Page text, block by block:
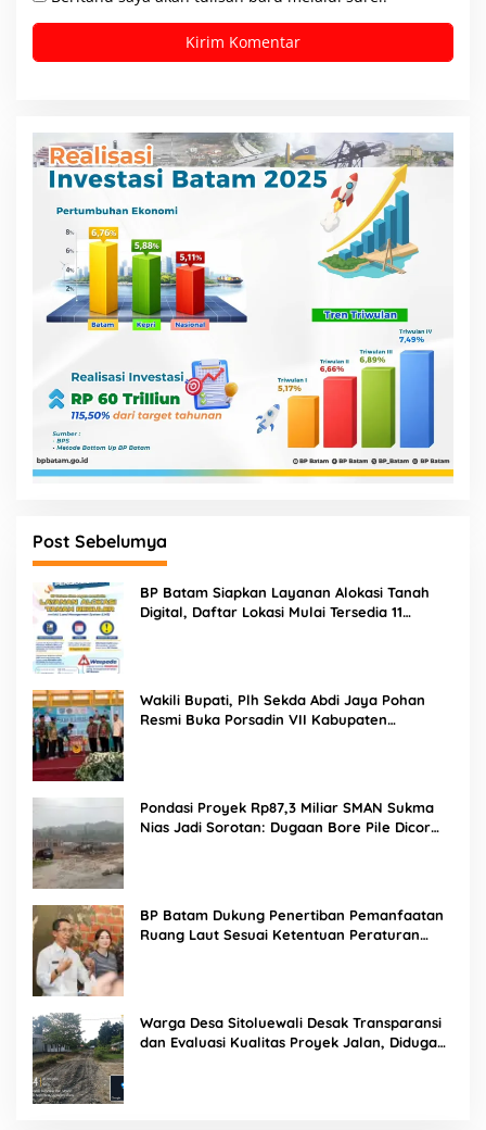
Post Sebelumya
BP Batam Siapkan Layanan Alokasi Tanah
Digital, Daftar Lokasi Mulai Tersedia 11
Wakili Bupati, Plh Sekda Abdi Jaya Pohan
Resmi Buka Porsadin VII Kabupaten
Pondasi Proyek Rp87,3 Miliar SMAN Sukma
Nias Jadi Sorotan: Dugaan Bore Pile Dicor
BP Batam Dukung Penertiban Pemanfaatan
Ruang Laut Sesuai Ketentuan Peraturan
Warga Desa Sitoluewali Desak Transparansi
dan Evaluasi Kualitas Proyek Jalan, Diduga